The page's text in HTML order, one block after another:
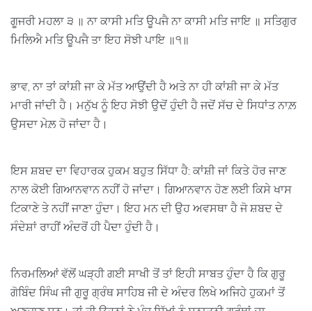
ਗੂਜਰੀ ਮਹਲਾ ੩ ॥ ਨਾ ਕਾਸੀ ਮਤਿ ਊਪਜੈ ਨਾ ਕਾਸੀ ਮਤਿ ਜਾਇ ॥ ਸਤਿਗੁਰ
ਮਿਲਿਐ ਮਤਿ ਊਪਜੈ ਤਾ ਇਹ ਸੋਝੀ ਪਾਇ ॥੧॥
ਭਾਵ, ਨਾ ਤਾਂ ਕਾਂਸ਼ੀ ਜਾ ਕੇ ਮੱਤ ਆਉਂਦੀ ਹੈ ਅਤੇ ਨਾ ਹੀ ਕਾਂਸ਼ੀ ਜਾ ਕੇ ਮੱਤ
ਮਾਰੀ ਜਾਂਦੀ ਹੈ। ਮਨੁੱਖ ਨੂੰ ਇਹ ਸੋਝੀ ਉਦੋਂ ਹੁੰਦੀ ਹੈ ਜਦੋਂ ਸੱਚ ਦੇ ਸਿਧਾਂਤ ਨਾਲ਼
ਉਸਦਾ ਮੇਲ਼ ਹੋ ਜਾਂਦਾ ਹੈ।
ਇਸ ਸ਼ਬਦ ਦਾ ਵਿਹਾਰਕ ਹੁਕਮ ਬਹੁਤ ਸਿੱਧਾ ਹੈ: ਕਾਂਸ਼ੀ ਜਾਂ ਕਿਤੇ ਹੋਰ ਜਾਣ
ਨਾਲ ਕੋਈ ਗਿਆਨਵਾਨ ਨਹੀਂ ਹੋ ਜਾਂਦਾ। ਗਿਆਨਵਾਨ ਹੋਣ ਲਈ ਕਿਸੇ ਖਾਸ
ਟਿਕਾਣੇ ਤੇ ਨਹੀਂ ਜਾਣਾ ਹੁੰਦਾ। ਇਹ ਮਨ ਦੀ ਉਹ ਅਵਸਥਾ ਹੈ ਜੋ ਸ਼ਬਦ ਦੇ
ਸੰਦੇਸ਼ਾਂ ਰਾਹੀਂ ਅੰਦਰੋਂ ਹੀ ਪੈਦਾ ਹੁੰਦੀ ਹੈ।
ਨਿਰਮਲਿਆਂ ਵੱਲੋਂ ਘੜ੍ਹੀ ਗਈ ਸਾਖੀ ਤੋਂ ਤਾਂ ਇਹੀ ਸਾਬਤ ਹੁੰਦਾ ਹੈ ਕਿ ਗੁਰੂ
ਗੋਬਿੰਦ ਸਿੰਘ ਜੀ ਗੁਰੂ ਗ੍ਰੰਥ ਸਾਹਿਬ ਜੀ ਦੇ ਅੰਦਰ ਲਿਖੇ ਅਜਿਹੇ ਹੁਕਮਾਂ ਤੋਂ